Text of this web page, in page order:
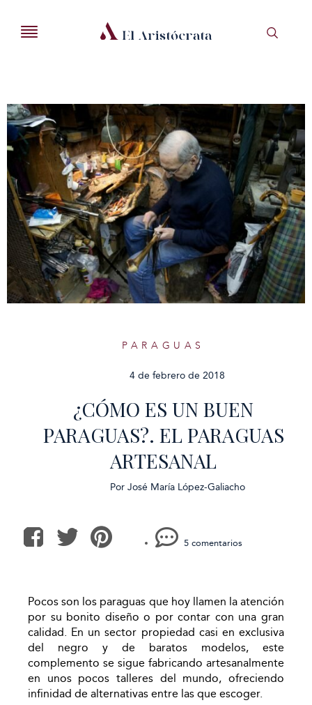
PARAGUAS
4 de febrero de 2018
¿CÓMO ES UN BUEN
PARAGUAS?. EL PARAGUAS
ARTESANAL
Por José María López-Galiacho
5 comentarios
Pocos son los paraguas que hoy llamen la atención
por su bonito diseño o por contar con una gran
calidad. En un sector propiedad casi en exclusiva
del negro y de baratos modelos, este
complemento se sigue fabricando artesanalmente
en unos pocos talleres del mundo, ofreciendo
infinidad de alternativas entre las que escoger.